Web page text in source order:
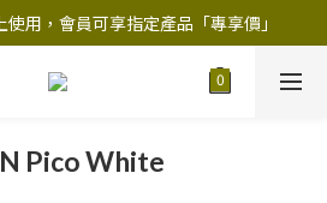
用，會員可享指定產品「​專享價」
用，會員可享指定產品「​專享價」
Collection 任選優惠: 4件9折
Pico White